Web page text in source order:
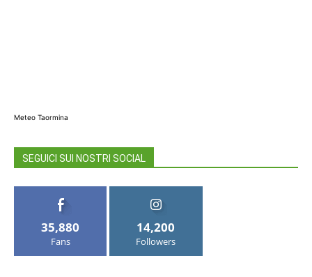
Meteo Taormina
SEGUICI SUI NOSTRI SOCIAL
35,880
Fans
14,200
Followers